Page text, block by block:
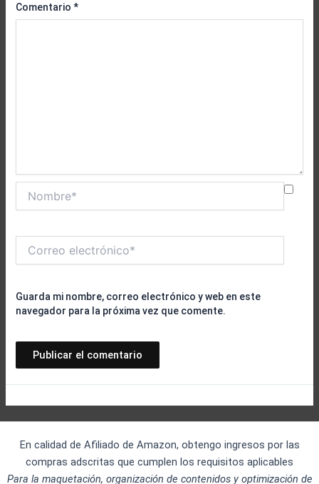
Comentario*
electrónico*
Guarda mi nombre, correo electrónico y web en este
navegador para la próxima vez que comente.
En calidad de Afiliado de Amazon, obtengo ingresos por las
compras adscritas que cumplen los requisitos aplicables
Para la maquetación, organización de contenidos y optimización de